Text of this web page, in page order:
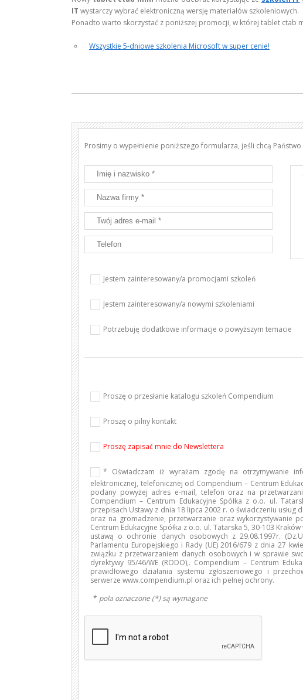
IT wystarczy wybrać elektroniczną wersję materiałów szkoleniowych.
Ponadto warto skorzystać z poniższej promocji, w której tablet ctab
Wszystkie 5-dniowe szkolenia Microsoft w super cenie!
Prosimy o wypełnienie poniższego formularza, jeśli chcą
Jestem zainteresowany/a promocjami szkoleń
Jestem zainteresowany/a nowymi szkoleniami
Potrzebuję dodatkowe informacje o powyższym temacie
Proszę o przesłanie katalogu szkoleń Compendium
Proszę o pilny kontakt
Proszę zapisać mnie do Newslettera
* Oświadczam iż wyrażam zgodę na otrzymywanie
elektronicznej, telefonicznej od Compendium – Centrum
podany powyżej adres e-mail, telefon oraz na
Compendium – Centrum Edukacyjne Spółka z o.o. ul.
przepisach Ustawy z dnia 18 lipca 2002 r. o świadczeniu usług
oraz na gromadzenie, przetwarzanie oraz wykorzystywanie
Centrum Edukacyjne Spółka z o.o. ul. Tatarska 5, 30-103
ustawą o ochronie danych osobowych z 29.08.1997r.
Parlamentu Europejskiego i Rady (UE) 2016/679 z dnia 27
związku z przetwarzaniem danych osobowych i w sprawie
dyrektywy 95/46/WE (RODO),. Compendium – Centrum
prawidłowego działania systemu zgłoszeniowego i
serwerze www.compendium.pl oraz ich pełnej ochrony.
* pola oznaczone (*) są wymagane